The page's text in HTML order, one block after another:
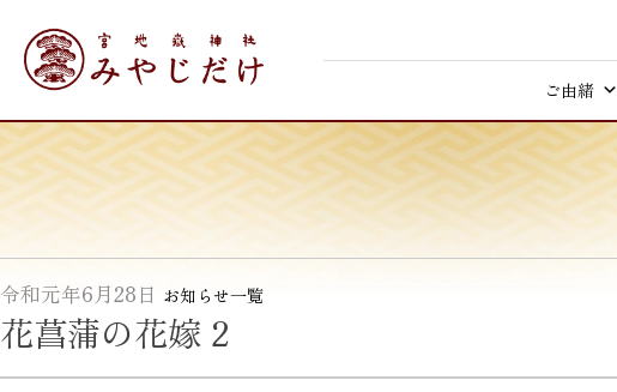
content
ご由緒
令和元年6月28日 お知らせ一覧
花菖蒲の花嫁 2